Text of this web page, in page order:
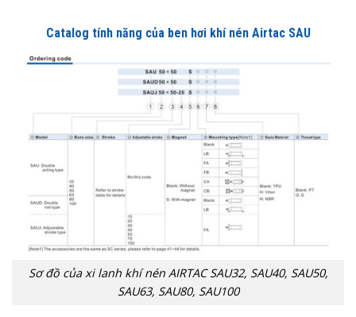
Catalog tính năng của ben hơi khí nén Airtac SAU
Sơ đồ của xi lanh khí nén AIRTAC SAU32, SAU40, SAU50,
SAU63, SAU80, SAU100